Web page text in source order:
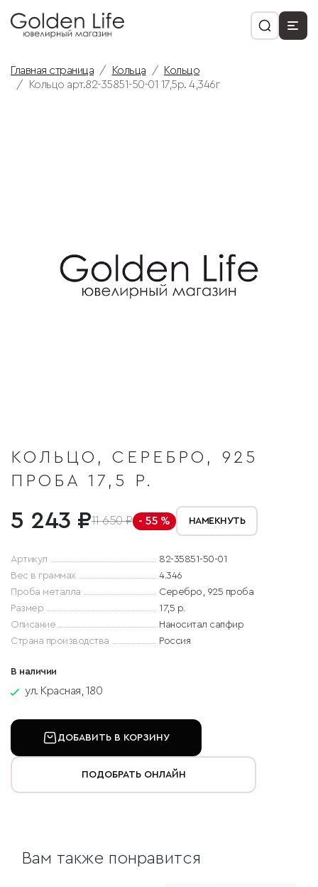
Главная страница Кольца
Кольцо
Кольцо арт.82-35851-50-01 17,5р. 4,346г
КОЛЬЦО, СЕРЕБРО, 925
ПРОБА 17,5 Р.
5 243 ₽11 650 ₽ - 55 % НАМЕКНУТЬ
Артикул
82-35851-50-01
Вес в граммах
4.346
Проба металла
Серебро, 925 проба
Размер
17,5 р.
Описание
Наноситал сапфир
Страна производства
Россия
В наличии
ул. Красная, 180
ДОБАВИТЬ В КОРЗИНУ
ПОДОБРАТЬ ОНЛАЙН
Вам также понравится